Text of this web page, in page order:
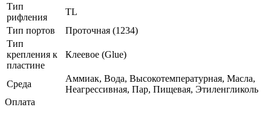
Тип
рифления
ТL
Тип портов
Проточная (1234)
Тип
крепления к
пластине
Клеевое (Glue)
Среда
Аммиак, Вода, Высокотемпературная, Масла,
Неагрессивная, Пар, Пищевая, Этиленгликоль
Оплата